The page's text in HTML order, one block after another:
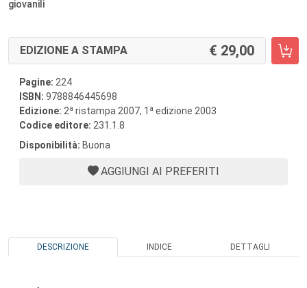
giovanili
EDIZIONE A STAMPA 29,00
Pagine: 224
ISBN: 9788846445698
Edizione: 2a ristampa 2007, 1 a edizione 2003
Codice editore: 231.1.8
Disponibilità: Buona
AGGIUNGI AI PREFERITI
DESCRIZIONE INDICE DETTAGLI